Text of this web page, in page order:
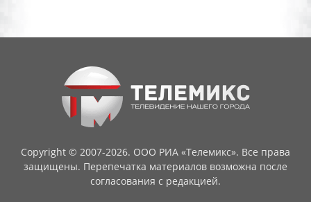
Copyright © 2007-2026. ООО РИА «Телемикс». Все права
защищены. Перепечатка материалов возможна после
согласования с редакцией.